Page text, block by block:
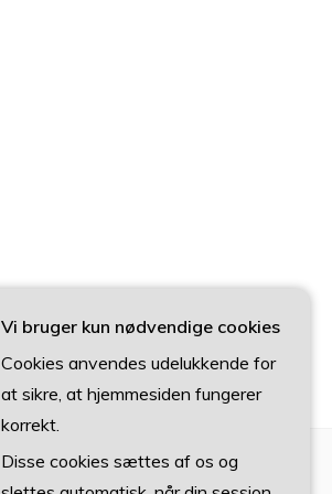
Vi bruger kun nødvendige cookies
Cookies anvendes udelukkende for
at sikre, at hjemmesiden fungerer
korrekt.
Disse cookies sættes af os og